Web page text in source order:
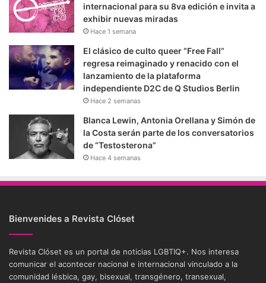
internacional para su 8va edición e invita a
exhibir nuevas miradas
Hace 1 semana
El clásico de culto queer “Free Fall”
regresa reimaginado y renacido con el
lanzamiento de la plataforma
independiente D2C de Q Studios Berlin
Hace 2 semanas
Blanca Lewin, Antonia Orellana y Simón de
la Costa serán parte de los conversatorios
de “Testosterona”
Hace 4 semanas
Bienvenides a Revista Clóset
Revista Clóset es un portal de noticias LGBTIQ+. Nos interesa
comunicar el acontecer nacional e internacional vinculado a la
comunidad lésbica, gay, bisexual, transgénero, transexual,